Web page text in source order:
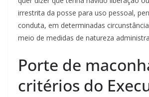
irrestrita da posse para uso pessoal,
conduta, em determinadas
meio de medidas de natureza
Porte de
critérios do